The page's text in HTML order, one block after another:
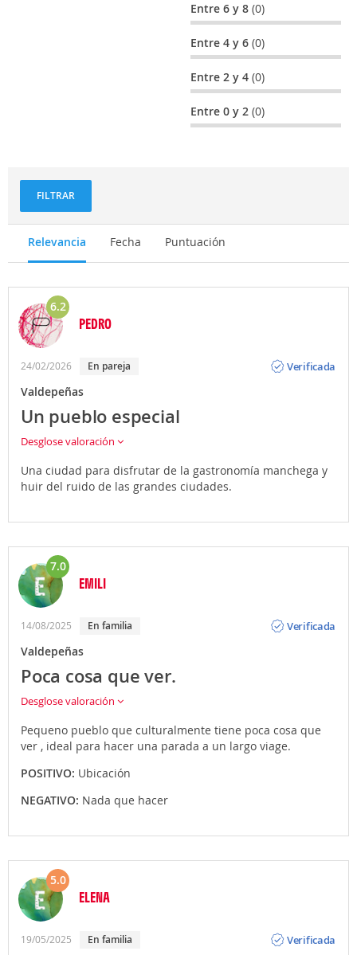
Entre 6 y 8(0)
Entre 4 y 6(0)
Entre 2 y 4(0)
Entre 0 y 2(0)
FILTRAR
Relevancia Fecha Puntuación
6.2
PEDRO
24/02/2026 En pareja
Verificada
Valdepeñas
Un pueblo especial
Desglose valoración
Una ciudad para disfrutar de la gastronomía manchega y
huir del ruido de las grandes ciudades.
7.0
EMILI
14/08/2025 En familia
Verificada
Valdepeñas
Poca cosa que ver.
Desglose valoración
Pequeno pueblo que culturalmente tiene poca cosa que
ver , ideal para hacer una parada a un largo viage.
POSITIVO: Ubicación
NEGATIVO: Nada que hacer
5.0
ELENA
19/05/2025 En familia
Verificada